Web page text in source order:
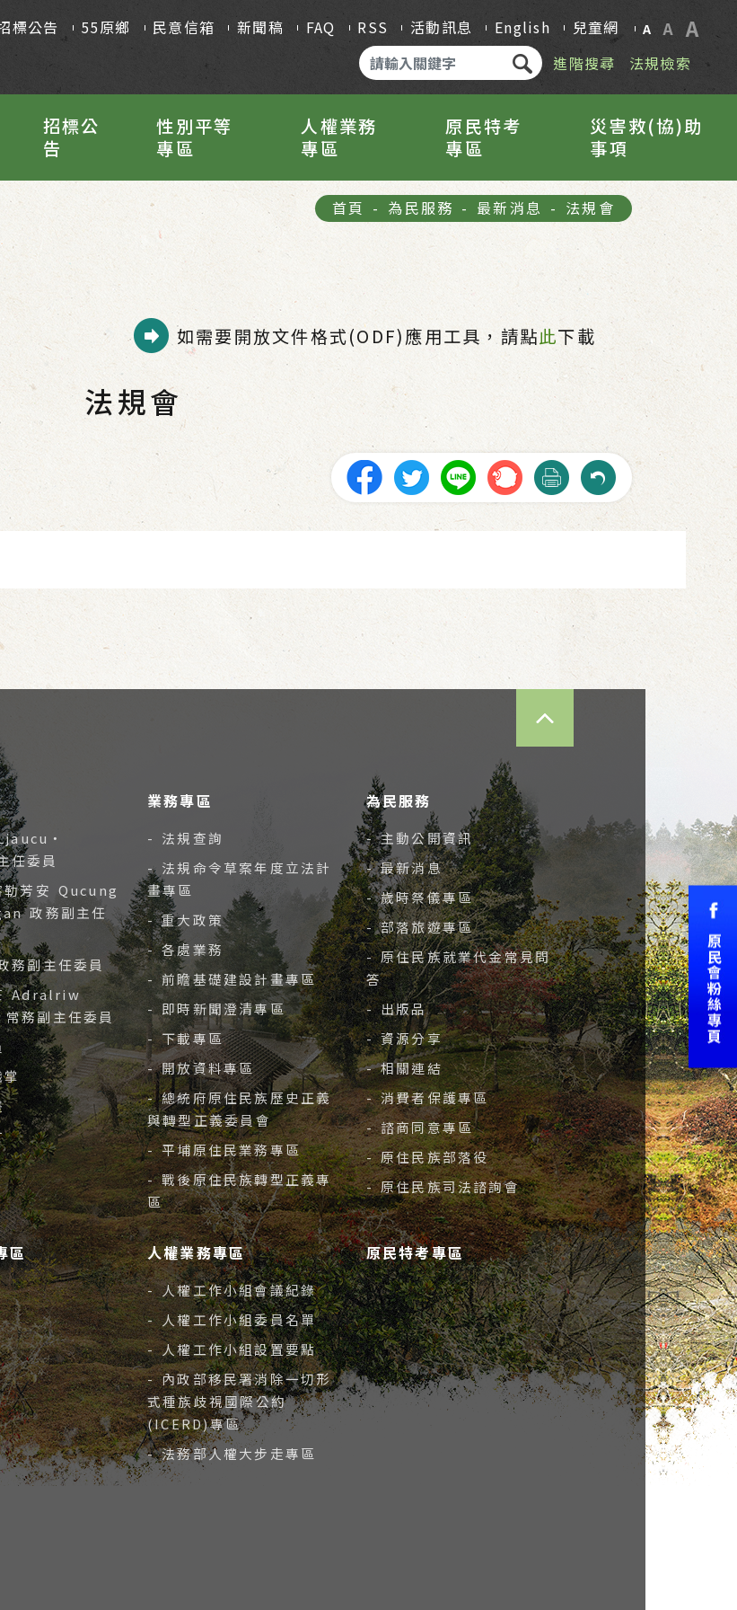
標公告 55原鄉 民意信箱 新聞稿 FAQ RSS 活動訊息 English 兒童網 A A A
進階搜尋 法規檢索
招標公
告
性別平等
專區
人權業務
專區
原民特考
專區
災害救(協)助
事項
首頁 - 為民服務 - 最新消息 - 法規會
如需要開放文件格式(ODF)應用工具，請點此下載
法規會
委員
芳安 Qucung
政務副主任
務副主任委員
Adralriw
務副主任委員
業務專區
- 法規查詢
- 法規命令草案年度立法計
畫專區
- 重大政策
- 各處業務
- 前瞻基礎建設計畫專區
- 即時新聞澄清專區
- 下載專區
- 開放資料專區
- 總統府原住民族歷史正義
與轉型正義委員會
- 平埔原住民業務專區
- 戰後原住民族轉型正義專
區
為民服務
- 主動公開資訊
- 最新消息
- 歲時祭儀專區
- 部落旅遊專區
- 原住民族就業代金常見問
答
- 出版品
- 資源分享
- 相關連結
- 消費者保護專區
- 諮商同意專區
- 原住民族部落役
- 原住民族司法諮詢會
區 人權業務專區
- 人權工作小組會議紀錄
- 人權工作小組委員名單
- 人權工作小組設置要點
- 內政部移民署消除一切形
式種族歧視國際公約
(ICERD)專區
- 法務部人權大步走專區
原民特考專區